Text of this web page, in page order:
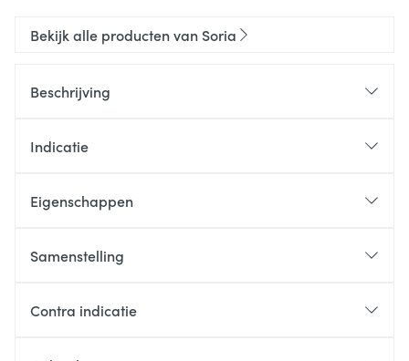
Bekijk alle producten van Soria
Beschrijving
Indicatie
Eigenschappen
Samenstelling
Contra indicatie